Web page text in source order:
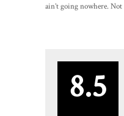
ain’t going nowhere.
8.5